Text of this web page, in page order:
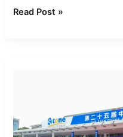
商
Read Post »
第
25